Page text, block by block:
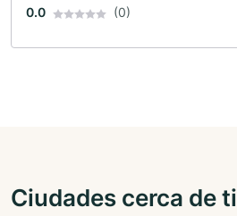
0.0 (0)
Ciudades cerca de ti